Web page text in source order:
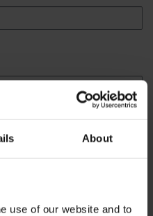
About
use of our website and to